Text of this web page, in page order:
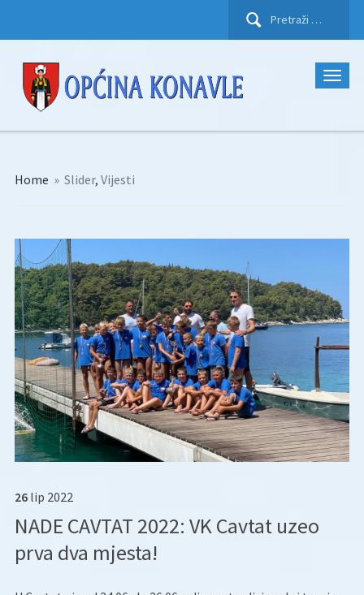
Pretraži:
Home » Slider, Vijesti
26 lip 2022
NADE CAVTAT 2022: VK Cavtat uzeo
prva dva mjesta!